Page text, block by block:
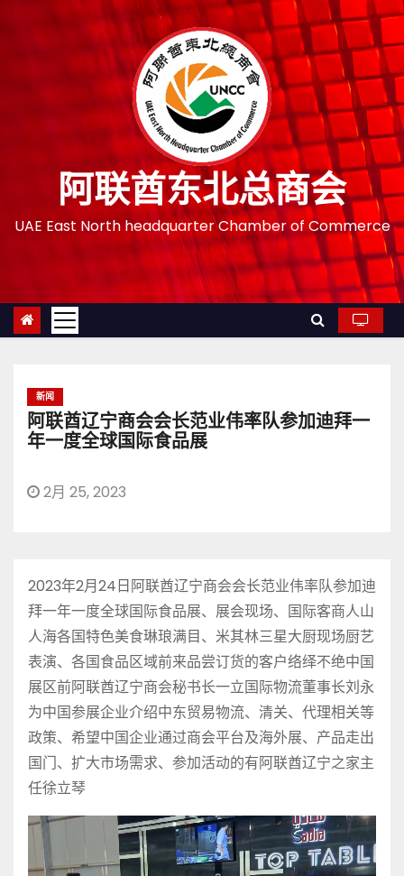
阿联酋东北总商会
UAE East North headquarter Chamber of Commerce
新闻
阿联酋辽宁商会会长范业伟率队参加迪拜一
年一度全球国际食品展
2月 25, 2023
2023年2月24日阿联酋辽宁商会会长范业伟率队参加迪
拜一年一度全球国际食品展、展会现场、国际客商人山
人海各国特色美食琳琅满目、米其林三星大厨现场厨艺
表演、各国食品区域前来品尝订货的客户络绎不绝中国
展区前阿联酋辽宁商会秘书长一立国际物流董事长刘永
为中国参展企业介绍中东贸易物流、清关、代理相关等
政策、希望中国企业通过商会平台及海外展、产品走出
国门、扩大市场需求、参加活动的有阿联酋辽宁之家主
任徐立琴
视